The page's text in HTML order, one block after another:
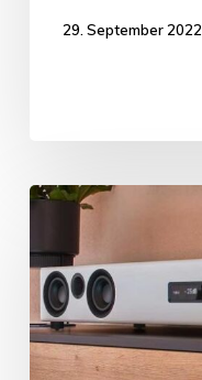
29. September 2022